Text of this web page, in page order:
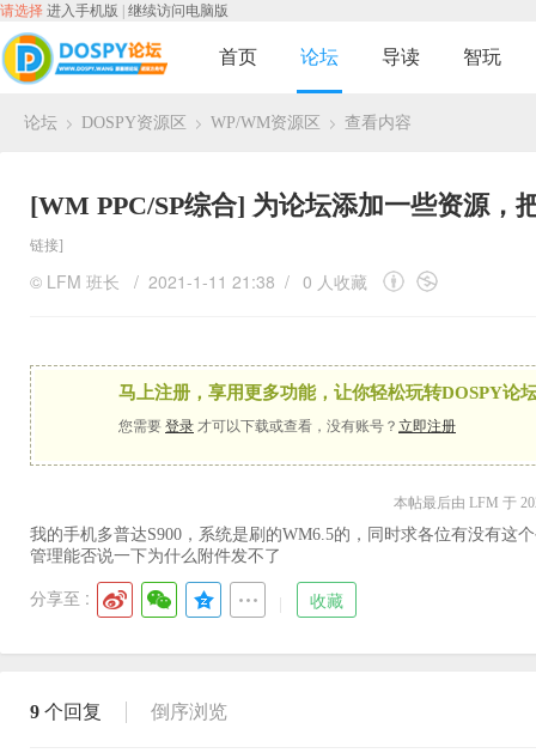
请选择 进入手机版 继续访问电脑版
首页 论坛 导读 智玩
论坛 DOSPY资源区 WP/WM资源区 查看内容
[WM PPC/SP综合] 为论坛添加一些资源，
链接]
© LFM 班长 / 2021-1-11 21:38 / 0 人收藏
马上注册，享用更多功能，让你轻松玩转DOSPY论
您需要 登录 才可以下载或查看，没有账号？ 立即注册
本帖最后由 LFM 于
我的手机多普达S900，系统是刷的WM6.5的，同时求各位有没有这
管理能否说一下为什么附件发不了
分享至 : 收藏
9 个回复 倒序浏览